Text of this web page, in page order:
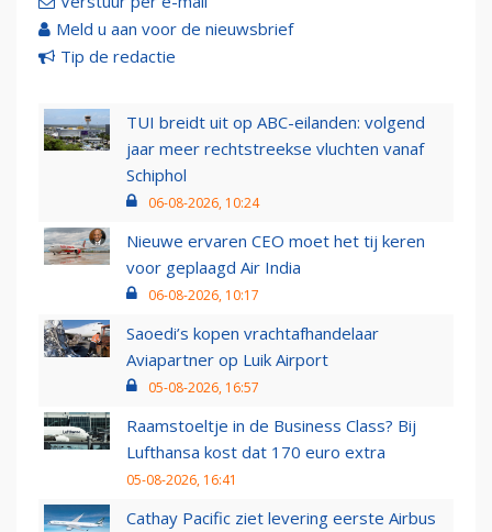
Meld u aan voor de nieuwsbrief
Tip de redactie
TUI breidt uit op ABC-eilanden: volgend
jaar meer rechtstreekse vluchten vanaf
Schiphol
06-08-2026, 10:24
Nieuwe ervaren CEO moet het tij keren
voor geplaagd Air India
06-08-2026, 10:17
Saoedi’s kopen vrachtafhandelaar
Aviapartner op Luik Airport
05-08-2026, 16:57
Raamstoeltje in de Business Class? Bij
Lufthansa kost dat 170 euro extra
05-08-2026, 16:41
Cathay Pacific ziet levering eerste Airbus